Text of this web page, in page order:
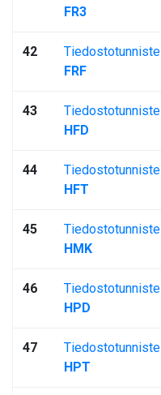
FR3
42
Tiedostotunniste
FRF
43
Tiedostotunniste
HFD
44
Tiedostotunniste
HFT
45
Tiedostotunniste
HMK
46
Tiedostotunniste
HPD
47
Tiedostotunniste
HPT